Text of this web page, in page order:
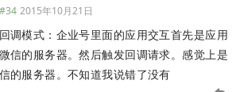
#34 2015年10月21日
调模式：企业号里面的应用交互首先是应用
信的服务器。然后触发回调请求。感觉上是
的服务器。不知道我说错了没有